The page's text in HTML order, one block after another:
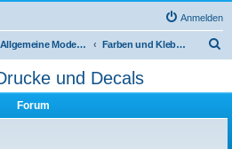
Anmelden
Allgemeine Modellbau-Themen Farben und Kleber, Drucke und Decals
und Decals
Forum